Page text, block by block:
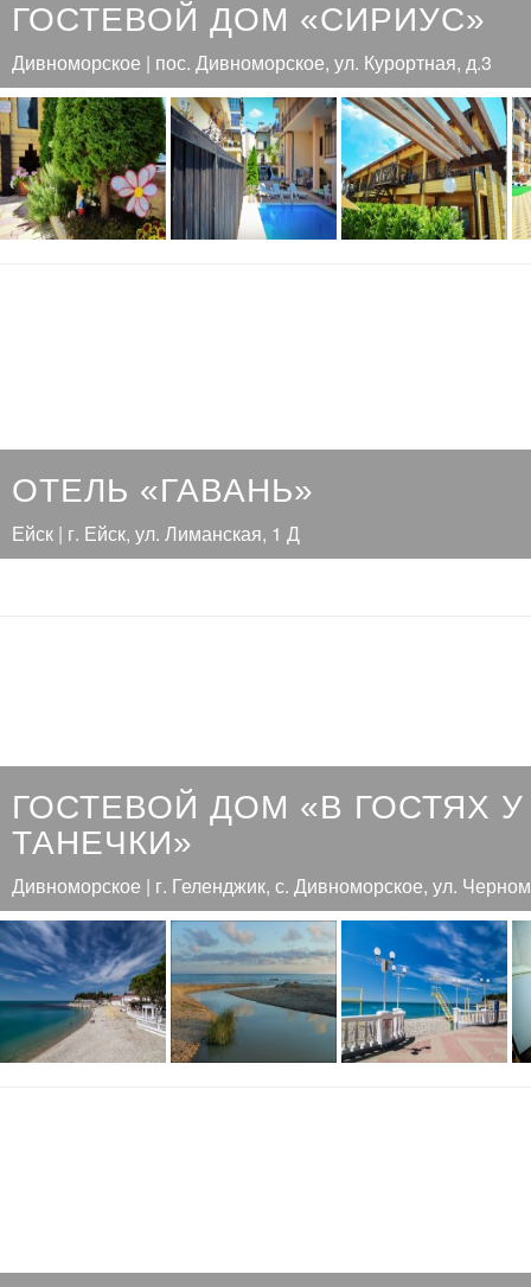
ГОСТЕВОЙ ДОМ «СИРИУС»
Дивноморское | пос. Дивноморское, ул. Курортная, д.3
ОТЕЛЬ «ГАВАНЬ»
Ейск | г. Ейск, ул. Лиманская, 1 Д
ГОСТЕВОЙ ДОМ «В ГОСТЯХ У
ТАНЕЧКИ»
Дивноморское | г. Геленджик, с. Дивноморское, ул.